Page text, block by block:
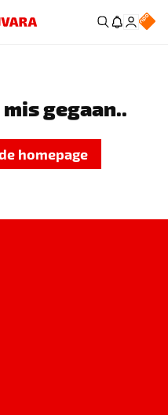
gegaan..
homepage